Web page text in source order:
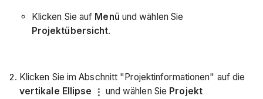
Klicken Sie auf Menü und wählen Sie
Projektübersicht.
Klicken Sie im Abschnitt "Projektinformationen" auf die
vertikale Ellipse
und wählen Sie Projekt